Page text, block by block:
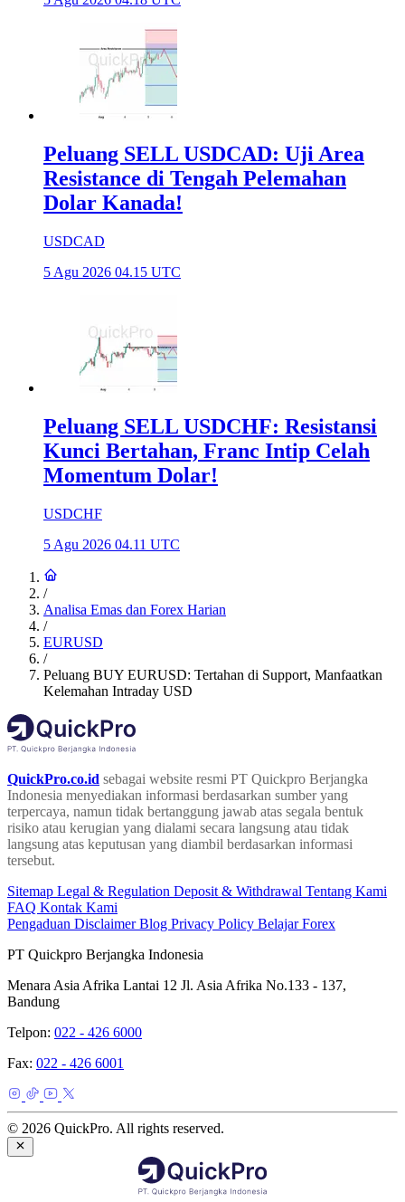
Peluang SELL USDCAD: Uji Area
Resistance di Tengah Pelemahan
Dolar Kanada!
USDCAD
5 Agu 2026 04.15 UTC
Peluang SELL USDCHF: Resistansi
Kunci Bertahan, Franc Intip Celah
Momentum Dolar!
USDCHF
5 Agu 2026 04.11 UTC
/
Analisa Emas dan Forex Harian
/
EURUSD
/
Peluang BUY EURUSD: Tertahan di Support, Manfaatkan
Kelemahan Intraday USD
QuickPro.co.id sebagai website resmi PT Quickpro Berjangka
Indonesia menyediakan informasi berdasarkan sumber yang
terpercaya, namun tidak bertanggung jawab atas segala bentuk
risiko atau kerugian yang dialami secara langsung atau tidak
langsung atas keputusan yang diambil berdasarkan informasi
tersebut.
Sitemap Legal & Regulation Deposit & Withdrawal Tentang Kami
FAQ Kontak Kami
Pengaduan DisclaimerBlog Privacy Policy Belajar Forex
PT Quickpro Berjangka Indonesia
Menara Asia Afrika Lantai 12 Jl. Asia Afrika No.133 - 137,
Bandung
Telpon: 022 - 426 6000
Fax: 022 - 426 6001
© 2026 QuickPro. All rights reserved.